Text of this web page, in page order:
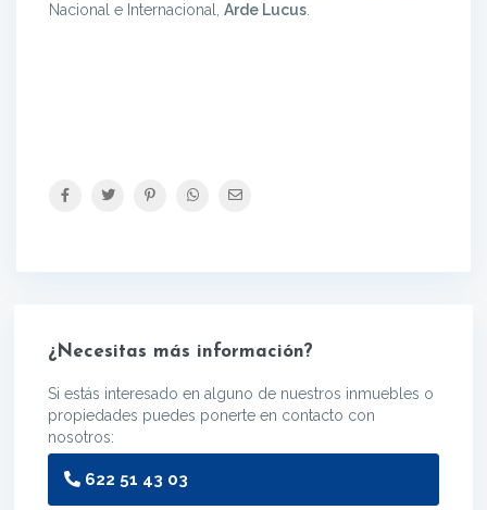
Nacional e Internacional, Arde Lucus.
¿Necesitas más información?
Si estás interesado en alguno de nuestros inmuebles o
propiedades puedes ponerte en contacto con
nosotros:
622 51 43 03